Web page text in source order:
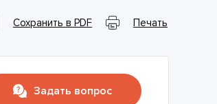
Сохранить в PDF Печать
Задать вопрос